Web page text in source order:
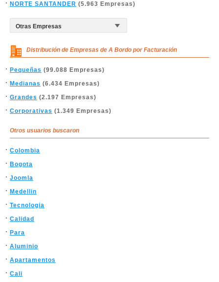
NORTE SANTANDER (5.963 Empresas)
Distribución de Empresas de A Bordo por Facturación
Pequeñas (99.088 Empresas)
Medianas (6.434 Empresas)
Grandes (2.197 Empresas)
Corporativas (1.349 Empresas)
Otros usuarios buscaron
Colombia
Bogota
Joomla
Medellin
Tecnologia
Calidad
Para
Aluminio
Apartamentos
Cali